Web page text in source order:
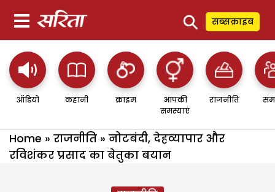
⚲ सब्सक्राइब
ऑडियो कहानी क्राइम
आपकी
समस्याएं
राजनीति
Home » राजनीति » नोटबंदी, देहव्यापार और
रविशंकर प्रसाद का बेतुका बयान